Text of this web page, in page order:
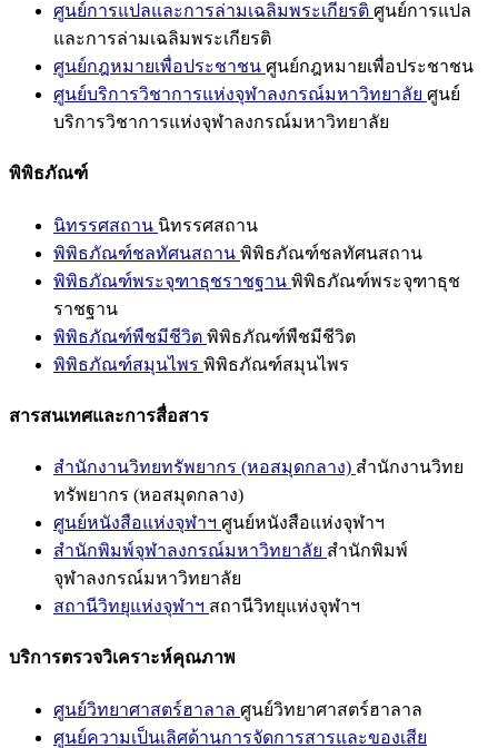
ศูนย์การแปลและการล่ามเฉลิมพระเกียรติ ศูนย์การแปล
และการล่ามเฉลิมพระเกียรติ
ศูนย์กฎหมายเพื่อประชาชน ศูนย์กฎหมายเพื่อประชาชน
ศูนย์บริการวิชาการแห่งจุฬาลงกรณ์มหาวิทยาลัย ศูนย์
บริการวิชาการแห่งจุฬาลงกรณ์มหาวิทยาลัย
พิพิธภัณฑ์
นิทรรศสถาน นิทรรศสถาน
พิพิธภัณฑ์ชลทัศนสถาน พิพิธภัณฑ์ชลทัศนสถาน
พิพิธภัณฑ์พระจุฑาธุชราชฐาน พิพิธภัณฑ์พระจุฑาธุช
ราชฐาน
พิพิธภัณฑ์พืชมีชีวิต พิพิธภัณฑ์พืชมีชีวิต
พิพิธภัณฑ์สมุนไพร พิพิธภัณฑ์สมุนไพร
สารสนเทศและการสื่อสาร
สำนักงานวิทยทรัพยากร (หอสมุดกลาง) สำนักงานวิทย
ทรัพยากร (หอสมุดกลาง)
ศูนย์หนังสือแห่งจุฬาฯ ศูนย์หนังสือแห่งจุฬาฯ
สำนักพิมพ์จุฬาลงกรณ์มหาวิทยาลัย สำนักพิมพ์
จุฬาลงกรณ์มหาวิทยาลัย
สถานีวิทยุแห่งจุฬาฯ สถานีวิทยุแห่งจุฬาฯ
บริการตรวจวิเคราะห์คุณภาพ
ศูนย์วิทยาศาสตร์ฮาลาล ศูนย์วิทยาศาสตร์ฮาลาล
ศูนย์ความเป็นเลิศด้านการจัดการสารและของเสีย